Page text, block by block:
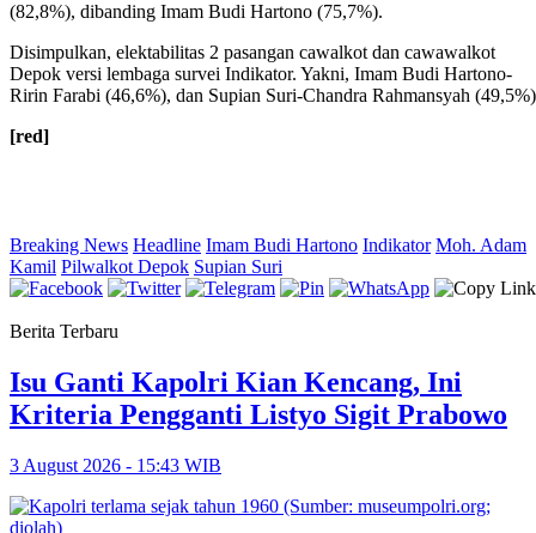
(82,8%), dibanding Imam Budi Hartono (75,7%).
Disimpulkan, elektabilitas 2 pasangan cawalkot dan cawawalkot
Depok versi lembaga survei Indikator. Yakni, Imam Budi Hartono-
Ririn Farabi (46,6%), dan Supian Suri-Chandra Rahmansyah
[red]
Breaking News Headline Imam Budi Hartono Indikator Moh. Adam
Kamil Pilwalkot Depok Supian Suri
Berita Terbaru
Isu Ganti Kapolri Kian Kencang, Ini
Kriteria Pengganti Listyo Sigit Prabowo
3 August 2026 - 15:43 WIB